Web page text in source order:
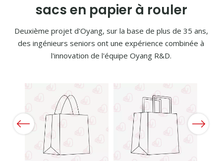
sacs en papier à rouler
Deuxième projet d'Oyang, sur la base de plus de 35 ans,
des ingénieurs seniors ont une expérience combinée à
l'innovation de l'équipe Oyang R&D.
Previous Next